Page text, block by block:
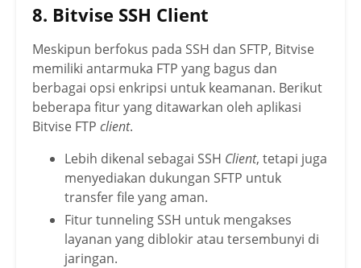
8. Bitvise SSH Client
Meskipun berfokus pada SSH dan SFTP, Bitvise
memiliki antarmuka FTP yang bagus dan
berbagai opsi enkripsi untuk keamanan. Berikut
beberapa fitur yang ditawarkan oleh aplikasi
Bitvise FTP client.
Lebih dikenal sebagai SSH Client, tetapi juga
menyediakan dukungan SFTP untuk
transfer file yang aman.
Fitur tunneling SSH untuk mengakses
layanan yang diblokir atau tersembunyi di
jaringan.